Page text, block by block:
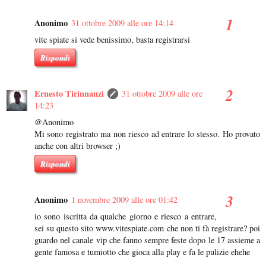
Anonimo 31 ottobre 2009 alle ore 14:14
vite spiate si vede benissimo, basta registrarsi
Rispondi
Ernesto Tirinnanzi
31 ottobre 2009 alle ore
14:23
@Anonimo
Mi sono registrato ma non riesco ad entrare lo stesso. Ho provato
anche con altri browser ;)
Rispondi
Anonimo 1 novembre 2009 alle ore 01:42
io sono iscritta da qualche giorno e riesco a entrare,
sei su questo sito www.vitespiate.com che non ti fà registrare? poi
guardo nel canale vip che fanno sempre feste dopo le 17 assieme a
gente famosa e tumiotto che gioca alla play e fa le pulizie ehehe